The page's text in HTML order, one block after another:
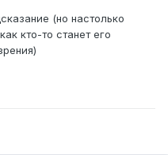
(но настолько
кто-то станет его